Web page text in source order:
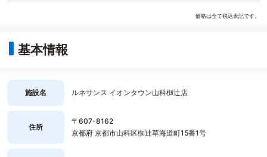
価格は全て税込表記です。
基本情報
施設名 ルネサンス イオンタウン山科椥辻店
住所
〒607-8162
京都府 京都市山科区椥辻草海道町15番1号